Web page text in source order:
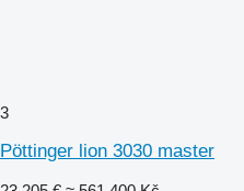
3
Pöttinger lion 3030 master